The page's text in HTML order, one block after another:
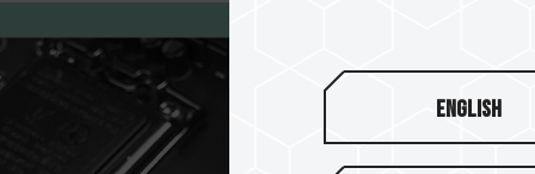
English